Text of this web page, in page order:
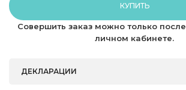
КУПИТЬ
Совершить заказ можно только после
личном кабинете.
ДЕКЛАРАЦИИ